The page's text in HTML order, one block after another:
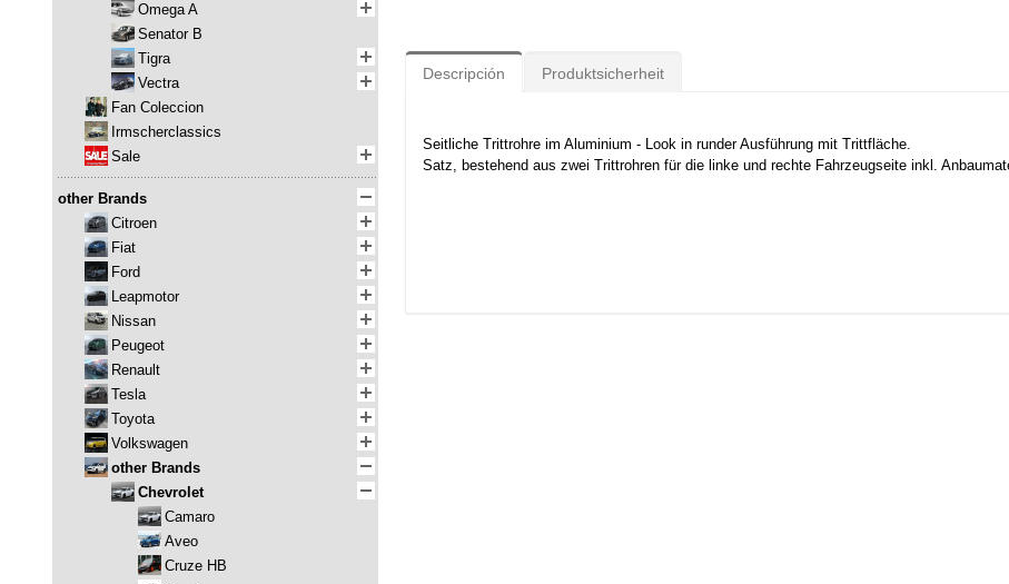
Descripción Produktsicherheit
Seitliche Trittrohre im Aluminium - Look in runder Ausführung mit Trittfläche.
Satz, bestehend aus zwei Trittrohren für die linke und rechte Fahrzeugseite inkl.
Omega A
Senator B
Tigra
Vectra
Fan Coleccion
Irmscherclassics
Sale
other Brands
Citroen
Fiat
Ford
Leapmotor
Nissan
Peugeot
Renault
Tesla
Toyota
Volkswagen
other Brands
Chevrolet
Camaro
Aveo
Cruze HB